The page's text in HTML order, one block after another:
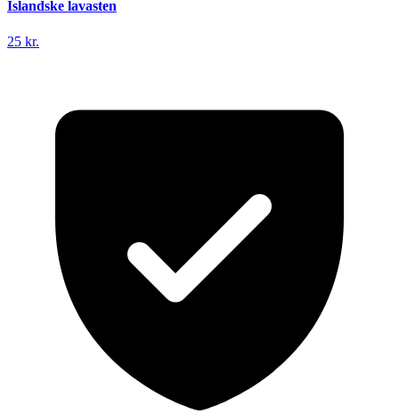
Islandske lavasten
25 kr.